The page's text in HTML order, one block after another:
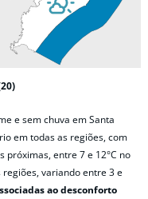
e sem chuva em Santa
em todas as regiões, com
próximas, entre 7 e 12°C no
variando entre 3 e
ao desconforto